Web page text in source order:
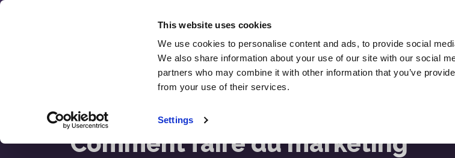
This website uses cookies
We use cookies to personalise content and ads, to provide social
We also share information about your use of our site with our social
partners who may combine it with other information that you’ve
from your use of their services.
Settings
Skip
SEO
Téléchargements
Blog Sur Le Référencement
Accueil > Comment Faire Du Marketing Numérique En Pologne
Comment faire du marketing